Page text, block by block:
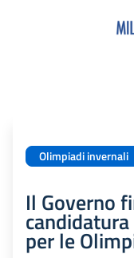
Olimpiadi invernali
Il Governo
per le